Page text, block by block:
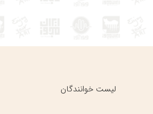
لیست خوانندگان